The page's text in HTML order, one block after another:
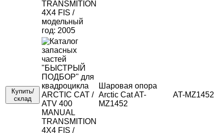
Купить/
склад
Шаровая опора
Arctic Cat AT-
MZ1452
AT-MZ1452